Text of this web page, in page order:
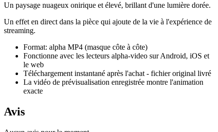
Un paysage nuageux onirique et élevé, brillant d'une lumière dorée.
Un effet en direct dans la pièce qui ajoute de la vie à l'expérience de
streaming.
Format: alpha MP4 (masque côte à côte)
Fonctionne avec les lecteurs alpha-video sur Android, iOS et
le web
Téléchargement instantané après l'achat - fichier original livré
La vidéo de prévisualisation enregistrée montre l'animation
exacte
Avis